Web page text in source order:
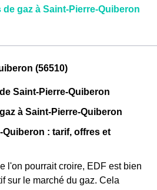
gaz à Saint-Pierre-Quiberon
(56510)
Saint-Pierre-Quiberon
à Saint-Pierre-Quiberon
Quiberon : tarif, offres et
l'on pourrait croire, EDF est bien
sur le marché du gaz. Cela